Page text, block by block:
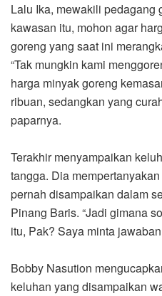
Lalu Ika, mewakili pedagang
kawasan itu, mohon agar
goreng yang saat ini
“Tak mungkin kami
harga minyak goreng
ribuan, sedangkan yang
paparnya.
Terakhir menyampaikan
tangga. Dia
pernah disampaikan dalam
Pinang Baris. “Jadi gimana
itu, Pak? Saya minta
Bobby Nasution
keluhan yang disampaikan